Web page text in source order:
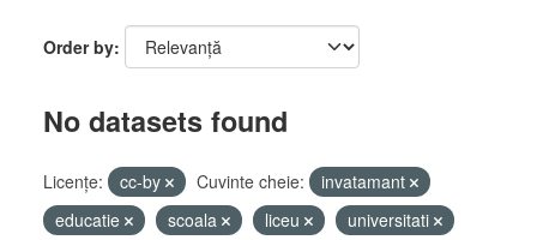
Order by
No datasets found
Licenţe: cc-by Cuvinte cheie:
invatamant
educatie
scoala liceu
universitati